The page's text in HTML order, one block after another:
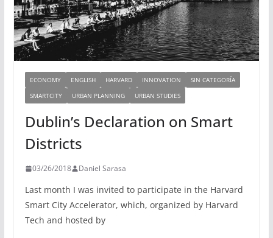
ECONOMY ENGLISH HARVARD INNOVATION
SIN CATEGORÍA
SMARTCITY
URBAN PLANNING URBAN STUDIES
Dublin’s Declaration on Smart
Districts
03/26/2018 Daniel Sarasa
Last month I was invited to participate in the Harvard
Smart City Accelerator, which, organized by Harvard
Tech and hosted by